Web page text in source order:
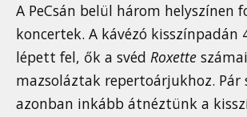
A PeCsán belül három helyszínen
koncertek. A kávézó kisszínpadán
lépett fel, ők a svéd Roxette
mazsoláztak repertoárjukhoz. Pár
azonban inkább átnéztünk a